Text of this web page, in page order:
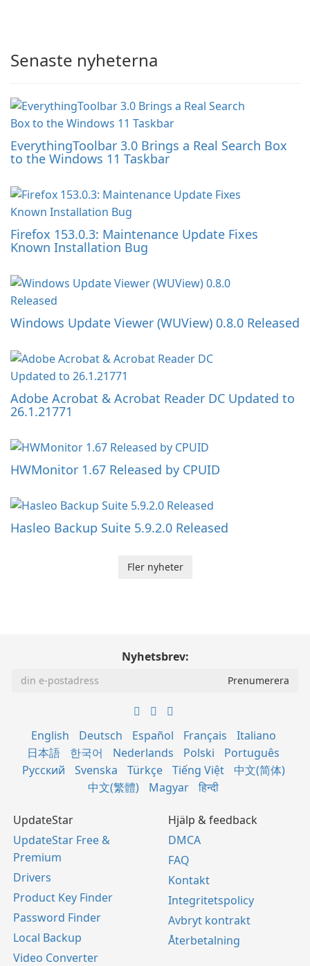
Senaste nyheterna
EverythingToolbar 3.0 Brings a Real Search Box
to the Windows 11 Taskbar
Firefox 153.0.3: Maintenance Update Fixes
Known Installation Bug
Windows Update Viewer (WUView) 0.8.0 Released
Adobe Acrobat & Acrobat Reader DC Updated to
26.1.21771
HWMonitor 1.67 Released by CPUID
Hasleo Backup Suite 5.9.2.0 Released
Fler nyheter
Nyhetsbrev:
English Deutsch Español Français
Italiano
日本語
한국어 Nederlands Polski
Português
Русский
Svenska Türkçe Tiếng Việt
中文(简体)
中文(繁體)
Magyar हिन्दी
UpdateStar
UpdateStar Free &
Premium
Drivers
Product Key Finder
Password Finder
Local Backup
Video Converter
Hjälp & feedback
DMCA
FAQ
Kontakt
Integritetspolicy
Avbryt kontrakt
Återbetalning